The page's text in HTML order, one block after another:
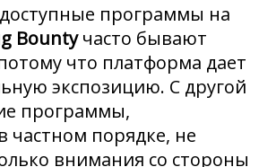
программы на
Bountyчасто бывают
что платформа дает
экспозицию. С другой
программы,
порядке, не
внимания со стороны